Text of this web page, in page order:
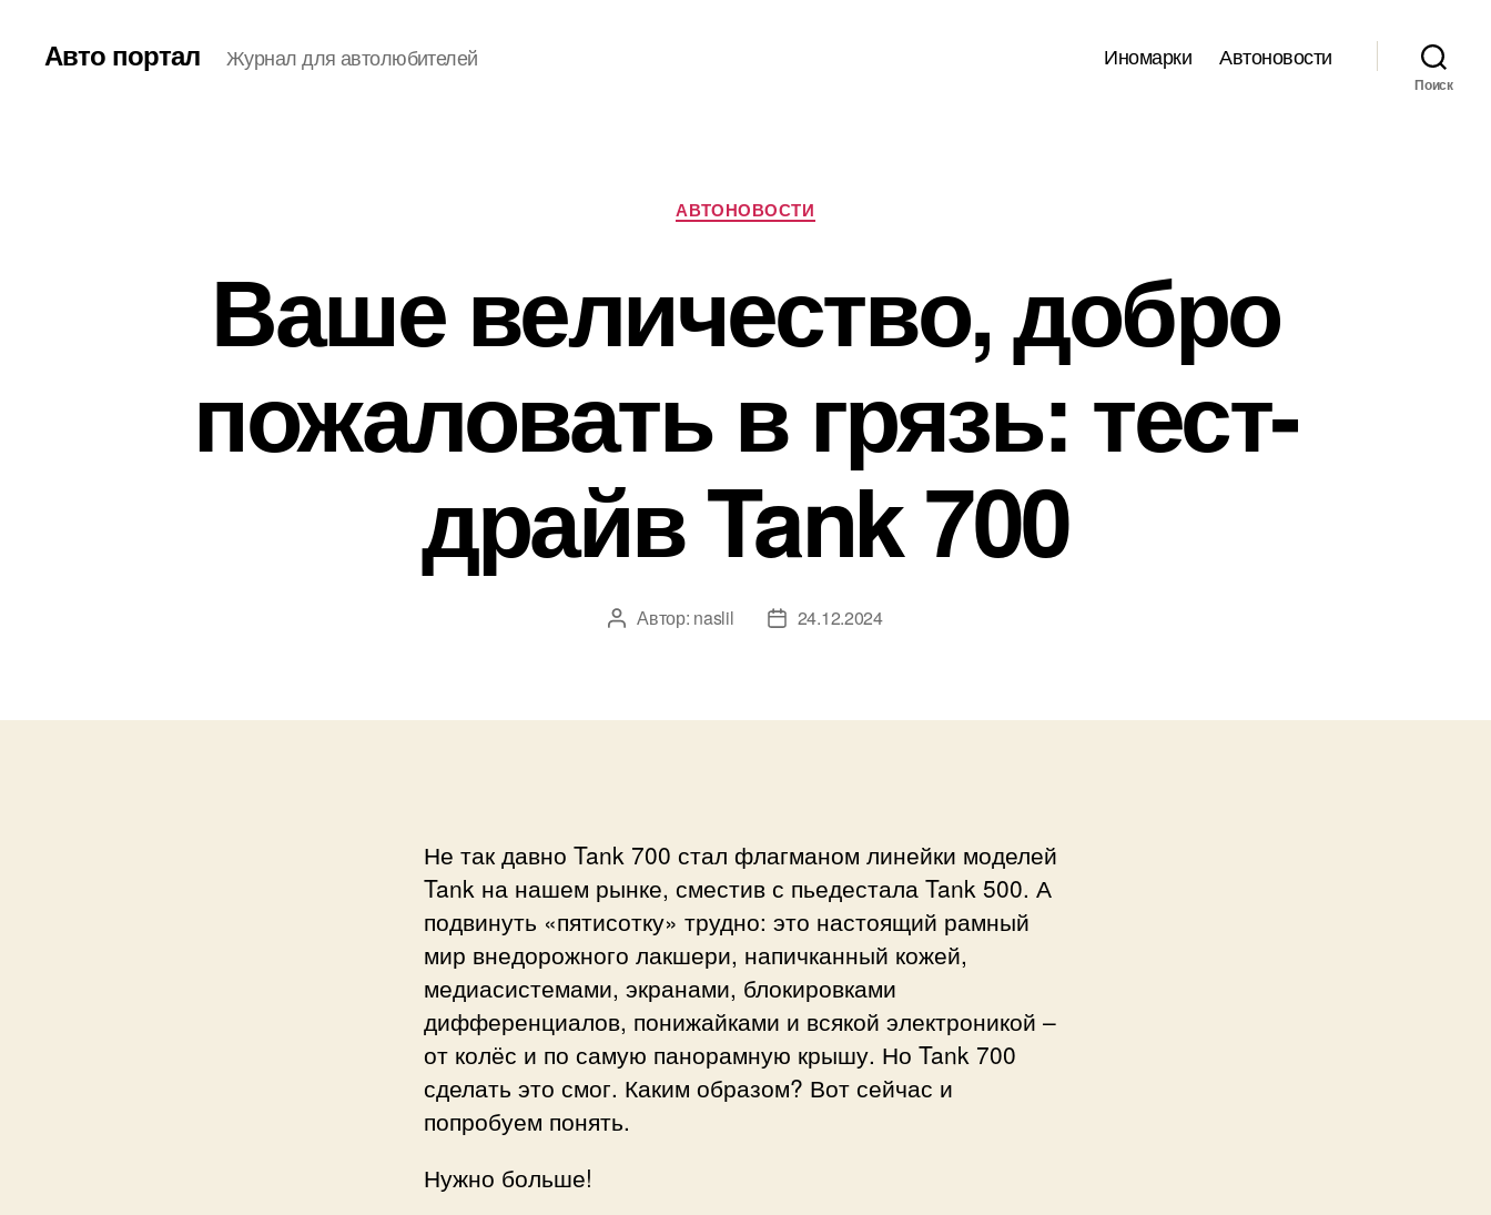
Авто портал Журнал для автолюбителей Иномарки Автоновости
Поиск
Рубрики
АВТОНОВОСТИ
Ваше величество, добро
пожаловать в грязь: тест-
драйв Tank 700
Автор
Автор: naslil
Дата24.12.2024
Не так давно Tank 700 стал флагманом линейки моделей
Tank на нашем рынке, сместив с пьедестала Tank 500. А
подвинуть «пятисотку» трудно: это настоящий рамный
мир внедорожного лакшери, напичканный кожей,
медиасистемами, экранами, блокировками
дифференциалов, понижайками и всякой электроникой –
от колёс и по самую панорамную крышу. Но Tank 700
сделать это смог. Каким образом? Вот сейчас и
попробуем понять.
Нужно больше!